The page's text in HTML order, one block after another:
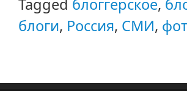
Tagged блоггерское,
блоги, Россия, СМИ,